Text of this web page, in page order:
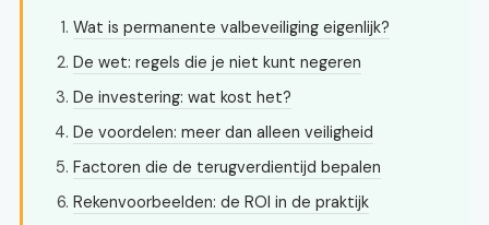
Wat is permanente valbeveiliging eigenlijk?
De wet: regels die je niet kunt negeren
De investering: wat kost het?
De voordelen: meer dan alleen veiligheid
Factoren die de terugverdientijd bepalen
Rekenvoorbeelden: de ROI in de praktijk